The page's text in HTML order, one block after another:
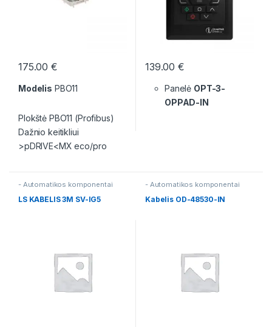
175.00€
Modelis PBO11
Plokštė PBO11 (Profibus)
Dažnio keitikliui
>pDRIVE<MX eco/pro
139.00€
Panelė OPT-3-
OPPAD-IN
- Automatikos komponentai
LS KABELIS 3M SV-IG5
- Automatikos komponentai
Kabelis OD-48530-IN